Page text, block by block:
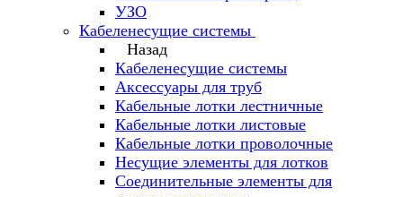
УЗО
Кабеленесущие системы
Назад
Кабеленесущие системы
Аксессуары для труб
Кабельные лотки лестничные
Кабельные лотки листовые
Кабельные лотки проволочные
Несущие элементы для лотков
Соединительные элементы для